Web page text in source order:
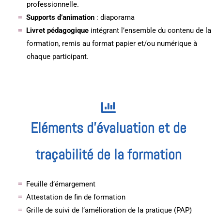
professionnelle.
Supports d’animation : diaporama
Livret pédagogique intégrant l’ensemble du contenu de la
formation, remis au format papier et/ou numérique à
chaque participant.
Eléments d'évaluation et de
traçabilité de la formation
Feuille d’émargement
Attestation de fin de formation
Grille de suivi de l’amélioration de la pratique (PAP)